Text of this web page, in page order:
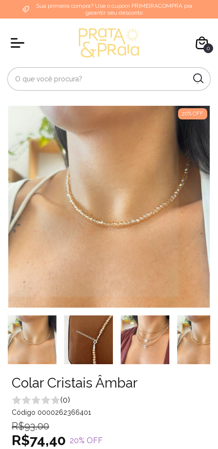
Sua primeira compra? Use o cupom PRIMEIRACOMPRA pra
garantir seu desconto
0
20% OFF
Colar Cristais Âmbar
(0)
Código 0000262366401
R$93,00
R$74,40 20% OFF